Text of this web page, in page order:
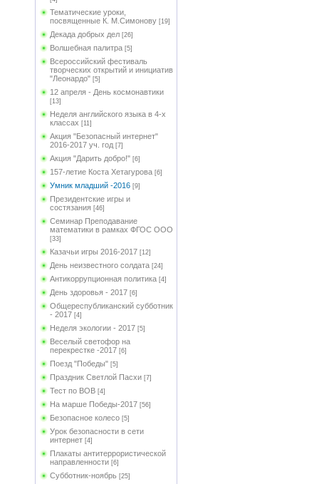
Тематические уроки,
посвященные К. М.Симонову [19]
Декада добрых дел [26]
Волшебная палитра [5]
Всероссийский фестиваль
творческих открытий и инициатив
"Леонардо" [5]
12 апреля - День космонавтики
[13]
Неделя английского языка в 4-х
классах [11]
Акция "Безопасный интернет"
2016-2017 уч. год [7]
Акция "Дарить добро!" [6]
157-летие Коста Хетагурова [6]
Умник младший -2016 [9]
Президентские игры и
состязания [46]
Семинар Преподавание
математики в рамках ФГОС ООО
[33]
Казачьи игры 2016-2017 [12]
День неизвестного солдата [24]
Антикоррупционная политика [4]
День здоровья - 2017 [6]
Общереспубликанский субботник
- 2017 [4]
Неделя экологии - 2017 [5]
Веселый светофор на
перекрестке -2017 [6]
Поезд "Победы" [5]
Праздник Светлой Пасхи [7]
Тест по ВОВ [4]
На марше Победы-2017 [56]
Безопасное колесо [5]
Урок безопасности в сети
интернет [4]
Плакаты антитеррористической
направленности [6]
Субботник-ноябрь [25]